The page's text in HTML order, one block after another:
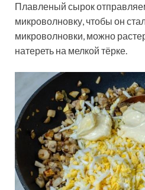
Плавленый сырок
микроволновку, чтобы он
микроволновки, можно
натереть на мелкой тёрке.